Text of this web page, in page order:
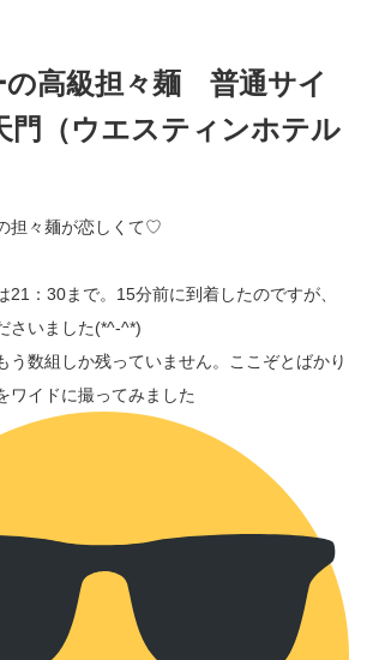
の高級担々麺 普通サイ
（ウエスティンホテル
担々麺が恋しくて♡
21：30まで。15分前に到着したのですが、
さいました(*^-^*)
う数組しか残っていません。ここぞとばかり
ワイドに撮ってみました